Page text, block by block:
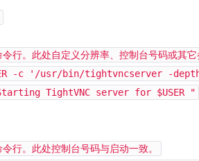
行。此处自定义分辨率、控制台号码或其它
-c '/usr/bin/tightvncserver -
TightVNC server for $USER "
行。此处控制台号码与启动一致。